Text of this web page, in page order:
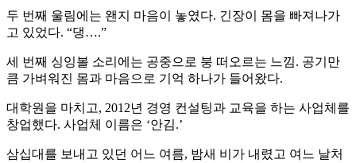
두 번째 울림에는 왠지 마음이 놓였다. 긴장이 몸을 빠져나가
고 있었다. “댕….”
세 번째 싱잉볼 소리에는 공중으로 붕 떠오르는 느낌. 공기만
큼 가벼워진 몸과 마음으로 기억 하나가 들어왔다.
대학원을 마치고, 2012년 경영 컨설팅과 교육을 하는 사업체를
창업했다. 사업체 이름은 ‘안김.’
삼십대를 보내고 있던 어느 여름, 밤새 비가 내렸고 여느 날처